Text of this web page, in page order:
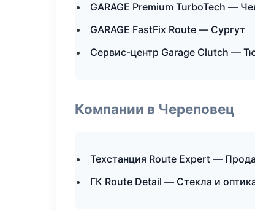
GARAGE Premium TurboTech —
GARAGE FastFix Route — Сургут
Сервис-центр Garage Clutch —
Компании в Череповец
Техстанция Route Expert —
ГК Route Detail — Стекла и